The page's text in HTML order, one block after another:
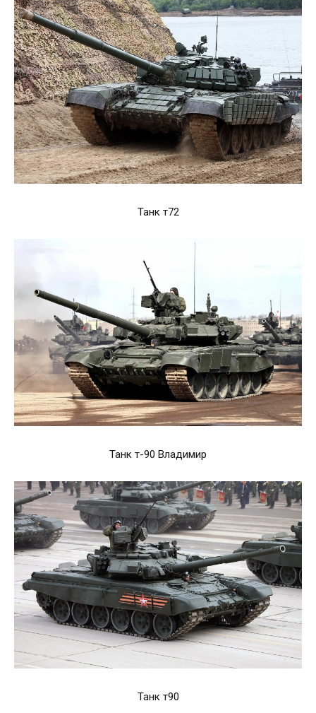
Танк т72
Танк т-90 Владимир
Танк т90